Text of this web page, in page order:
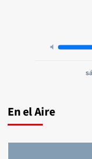
En el Aire